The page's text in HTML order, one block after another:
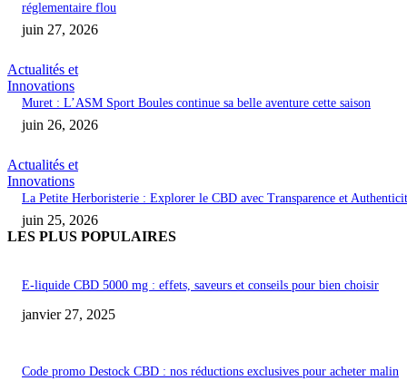
réglementaire flou
juin 27, 2026
Actualités et
Innovations
Muret : L’ASM Sport Boules continue sa belle aventure cette saison
juin 26, 2026
Actualités et
Innovations
La Petite Herboristerie : Explorer le CBD avec Transparence et
juin 25, 2026
LES PLUS POPULAIRES
E-liquide CBD 5000 mg : effets, saveurs et conseils pour bien choisir
janvier 27, 2025
Code promo Destock CBD : nos réductions exclusives pour acheter malin